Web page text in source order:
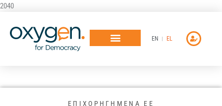
2040Μετάβαση
περιεχόμενο
EN EL
ΕΠΙΧΟΡΗΓΗΜΕΝΑ ΕΕ